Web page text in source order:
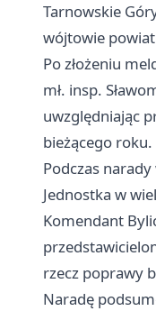
Tarnowskie
wójtowie
Po złożeniu
mł. insp.
uwzględniając
bieżącego roku.
Podczas
Jednostka w
Komendant
rzecz poprawy
Naradę